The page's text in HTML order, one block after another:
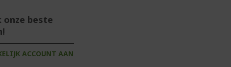
onze beste
ACCOUNT AAN